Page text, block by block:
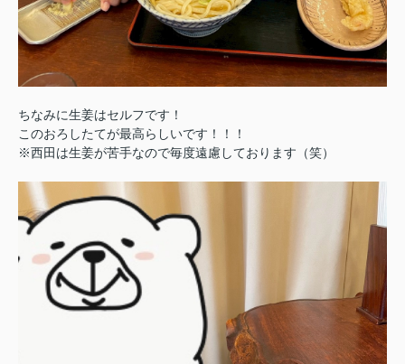
ちなみに生姜はセルフです！
このおろしたてが最高らしいです！！！
※西田は生姜が苦手なので毎度遠慮しております（笑）